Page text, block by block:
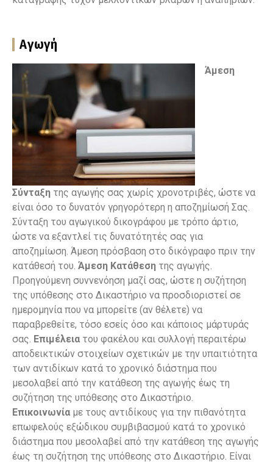
Αγωγή
Άμεση
Σύνταξη της αγωγής σας χωρίς χρονοτριβές, ώστε να
είναι όσο το δυνατόν γρηγορότερη η αποζημίωσή Σας.
Σύνταξη του αγωγικού δικογράφου με τρόπο άρτιο,
ώστε να εξαντλεί τις δυνατότητές σας για
αποζημίωση. Άμεση πρόσβαση στο δικόγραφο πριν την
κατάθεσή του. Άμεση Κατάθεση της αγωγής.
Προηγούμενη συννενόηση μαζί σας, ώστε η συζήτηση
της υπόθεσης στο Δικαστήριο να προσδιοριστεί σε
ημερομηνία που να μπορείτε (αν θέλετε) να
παραβρεθείτε, τόσο εσείς όσο και κάποιος μάρτυράς
σας. Επιμέλεια του φακέλου και συλλογή περαιτέρω
αποδεικτικών στοιχείων σχετικών με την υπαιτιότητα
των αντιδίκων κατά το χρονικό διάστημα που
μεσολαβεί από την κατάθεση της αγωγής έως τη
συζήτηση της υπόθεσης στο Δικαστήριο.
Επικοινωνία με τους αντιδίκους για την πιθανότητα
επωφελούς εξώδικου συμβιβασμού κατά το χρονικό
διάστημα που μεσολαβεί από την κατάθεση της αγωγής
έως τη συζήτηση της υπόθεσης στο Δικαστήριο. Είναι